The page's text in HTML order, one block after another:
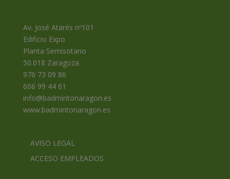
Av. José Atarés nº101
Edificio Expo
Planta Semisotano
50.018 Zaragoza
976 73 09 86
606 99 44 61
info@badmintonaragon.es
www.badmintonaragon.es
AVISO LEGAL
ACCESO EMPLEADOS